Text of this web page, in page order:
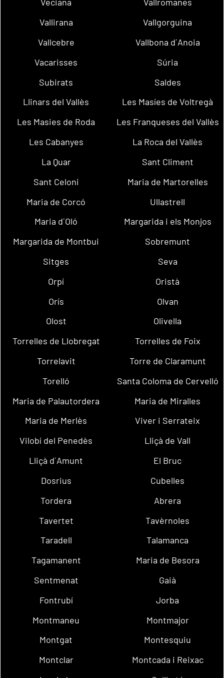
Veciana
Vallromanes
Vallirana
Vallgorguina
Vallcebre
Vallbona d´Anoia
Vacarisses
Súria
Subirats
Saldes
Llinars del Vallès
Les Masíes de Voltregà
Les Masies de Roda
Les Franqueses del Vallès
Les Cabanyes
La Roca del Vallès
La Quar
Sant Climent
Sant Celoni
Maria de Martorelles
Maria de Corcó
Ullastrell
Maria d´Oló
Margarida i els Monjos
Margarida de Montbui
Sobremunt
Sitges
Seva
Orpí
Oristà
Orís
Olvan
Olost
Olivella
Torrelles de Llobregat
Torrelles de Foix
Torrelavit
Torre de Claramunt
Torelló
Santa Coloma de Cervelló
Maria de Palautordera
Maria de Miralles
Maria de Merlès
Viver i Serrateix
Vilobí del Penedès
Lliçà de Vall
Lliçà d´Amunt
El Bruc
Dosrius
Cubelles
Tordera
Abrera
Tavertet
Tavèrnoles
Taradell
Talamanca
Tagamanent
Maria de Besora
Sentmenat
Gaià
Fontrubí
Jorba
Montmaneu
Montmajor
Montgat
Montesquiu
Montclar
Montcada i Reixac